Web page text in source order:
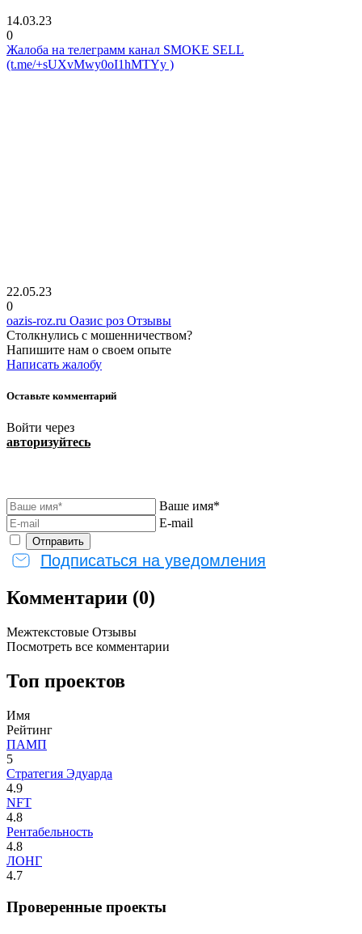
14.03.23
0
Жалоба на телеграмм канал SMOKE SELL
(t.me/+sUXvMwy0oI1hMTYy )
22.05.23
0
oazis-roz.ru Оазис роз Отзывы
Столкнулись с мошенничеством?
Напишите нам о своем опыте
Написать жалобу
Оставьте комментарий
Войти через
авторизуйтесь
Ваше имя*
E-mail
Подписаться на уведомления
Комментарии (0)
Межтекстовые Отзывы
Посмотреть все комментарии
Топ проектов
Имя
Рейтинг
ПАМП
5
Стратегия Эдуарда
4.9
NFT
4.8
Рентабельность
4.8
ЛОНГ
4.7
Проверенные проекты